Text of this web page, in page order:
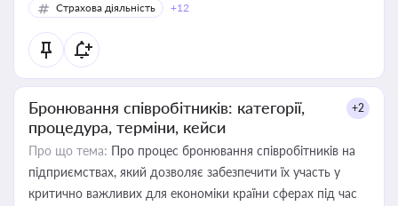
Страхова діяльність
+12
Бронювання співробітників: категорії,
процедура, терміни, кейси
+2
Про що тема: Про процес бронювання співробітників на
підприємствах, який дозволяє забезпечити їх участь у
критично важливих для економіки країни сферах під час